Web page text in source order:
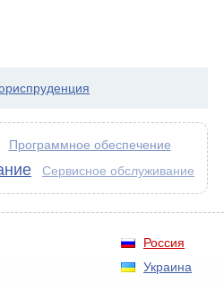
Программное обеспечение
Сервисное обслуживание
Россия
Украина